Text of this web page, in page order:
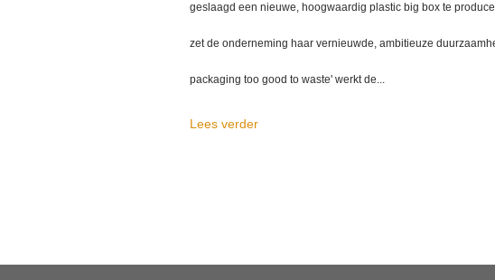
geslaagd een nieuwe, hoogwaardig plastic big box te
zet de onderneming haar vernieuwde, ambitieuze
packaging too good to waste' werkt de...
Lees verder